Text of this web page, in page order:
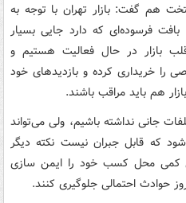
هم گفت: بازار تهران با توجه به
فرسوده‌ای که دارد جایی بسیار
در حال فعالیت هستیم و
را خریداری کرده و بازدیدهای خود
هم باید مراقب باشند.
جانی نداشته باشیم، ولی می‌تواند
که قابل جبران نیست نکته دیگر
کمی محل کسب خود را ایمن سازی
حوادث احتمالی جلوگیری کنند.